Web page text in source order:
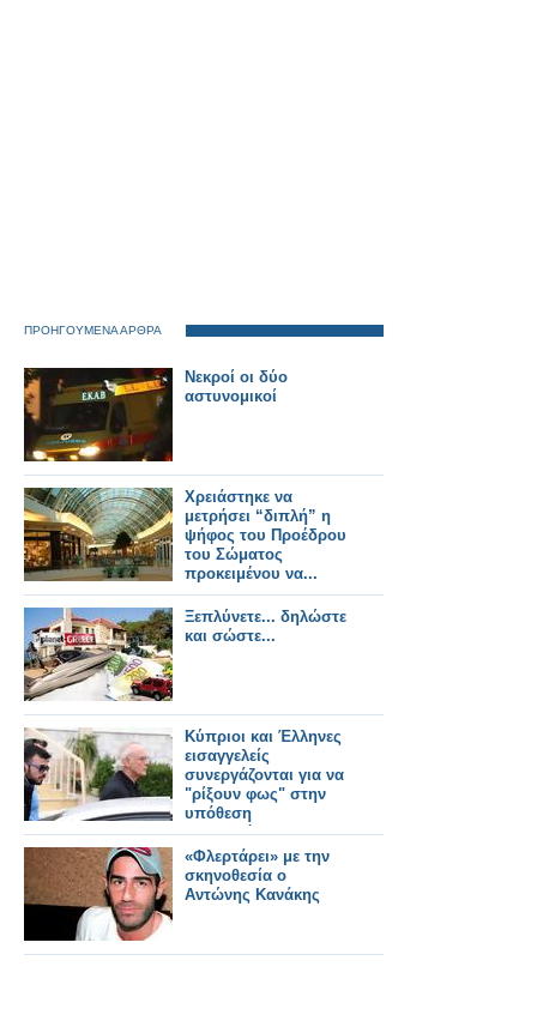
ΠΡΟΗΓΟΥΜΕΝΑ ΑΡΘΡΑ
Νεκροί οι δύο
αστυνομικοί
Χρειάστηκε να
μετρήσει “διπλή” η
ψήφος του Προέδρου
του Σώματος
προκειμένου να...
Ξεπλύνετε... δηλώστε
και σώστε...
Κύπριοι και Έλληνες
εισαγγελείς
συνεργάζονται για να
"ρίξουν φως" στην
υπόθεση
Τσοχατζόπουλου
«Φλερτάρει» με την
σκηνοθεσία ο
Αντώνης Κανάκης